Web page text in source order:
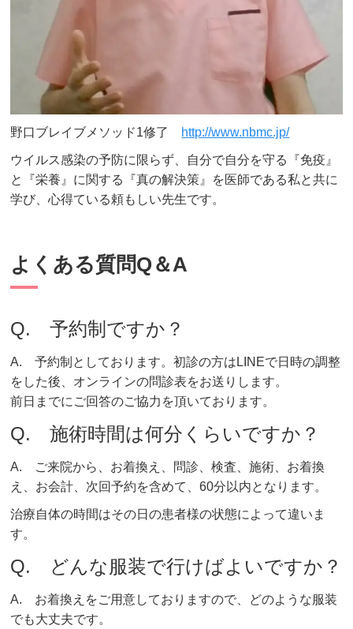
野口ブレイブメソッド1修了 http://www.nbmc.jp/
ウイルス感染の予防に限らず、自分で自分を守る『免疫』
と『栄養』に関する『真の解決策』を医師である私と共に
学び、心得ている頼もしい先生です。
よくある質問Q＆A
Q. 予約制ですか？
A. 予約制としております。初診の方はLINEで日時の調整
をした後、オンラインの問診表をお送りします。
前日までにご回答のご協力を頂いております。
Q. 施術時間は何分くらいですか？
A. ご来院から、お着換え、問診、検査、施術、お着換
え、お会計、次回予約を含めて、60分以内となります。
治療自体の時間はその日の患者様の状態によって違いま
す。
Q. どんな服装で行けばよいですか？
A. お着換えをご用意しておりますので、どのような服装
でも大丈夫です。